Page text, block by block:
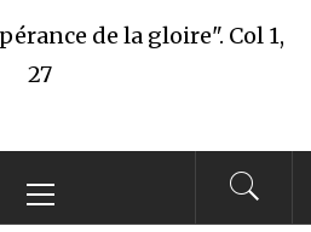
de la gloire". Col 1,
27
principal